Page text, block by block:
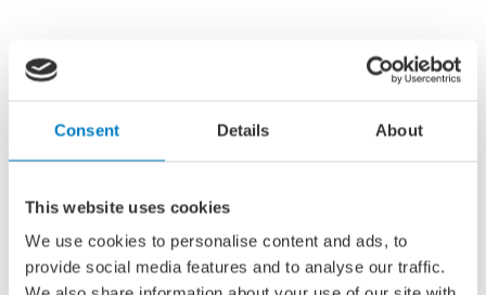
Consent Details About
This website uses cookies
We use cookies to personalise content and ads, to
provide social media features and to analyse our traffic.
Systeemverandering
keuzes die de mainports maken. ‘In de systeemverandering
Antwerpen gebruikmaken’, vertelt Koen Overtoom, ceo